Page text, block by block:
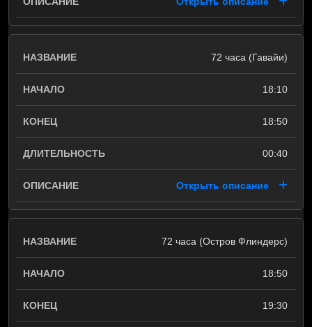
72 часа (Гавайи)
18:10
18:50
00:40
Открыть описание
72 часа (Остров Флиндерс)
18:50
19:30